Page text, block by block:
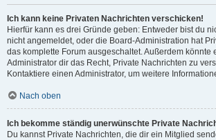
Ich kann keine Privaten Nachrichten verschicken!
Hierfür kann es drei Gründe geben: Entweder bist du
nicht angemeldet, oder die Board-Administration hat
das komplette Forum ausgeschaltet. Außerdem könnte
Administrator dir das Recht, Private Nachrichten zu
Kontaktiere einen Administrator, um weitere
Nach oben
Ich bekomme ständig unerwünschte Private
Du kannst Private Nachrichten, die dir ein Mitglied